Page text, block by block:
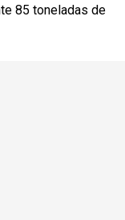
85 toneladas de